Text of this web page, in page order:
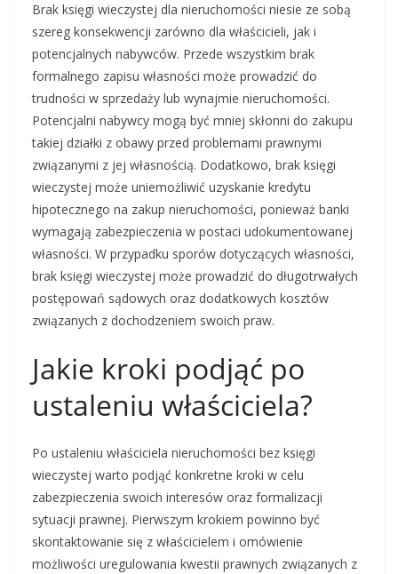
Brak księgi wieczystej dla nieruchomości niesie ze sobą
szereg konsekwencji zarówno dla właścicieli, jak i
potencjalnych nabywców. Przede wszystkim brak
formalnego zapisu własności może prowadzić do
trudności w sprzedaży lub wynajmie nieruchomości.
Potencjalni nabywcy mogą być mniej skłonni do zakupu
takiej działki z obawy przed problemami prawnymi
związanymi z jej własnością. Dodatkowo, brak księgi
wieczystej może uniemożliwić uzyskanie kredytu
hipotecznego na zakup nieruchomości, ponieważ banki
wymagają zabezpieczenia w postaci udokumentowanej
własności. W przypadku sporów dotyczących własności,
brak księgi wieczystej może prowadzić do długotrwałych
postępowań sądowych oraz dodatkowych kosztów
związanych z dochodzeniem swoich praw.
Jakie kroki podjąć po
ustaleniu właściciela?
Po ustaleniu właściciela nieruchomości bez księgi
wieczystej warto podjąć konkretne kroki w celu
zabezpieczenia swoich interesów oraz formalizacji
sytuacji prawnej. Pierwszym krokiem powinno być
skontaktowanie się z właścicielem i omówienie
możliwości uregulowania kwestii prawnych związanych z